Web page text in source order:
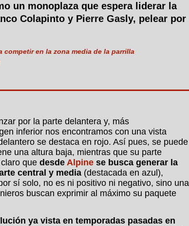
un monoplaza que espera liderar la
Colapinto y Pierre Gasly, pelear por
competir en la zona media de la parrilla
por la parte delantera y, más
inferior nos encontramos con una vista
se destaca en rojo. Así pues, se puede
una altura baja, mientras que su parte
que desde Alpine se busca generar la
central y media (destacada en azul),
sí solo, no es ni positivo ni negativo, sino una
buscan exprimir al máximo su paquete
ya vista en temporadas pasadas en